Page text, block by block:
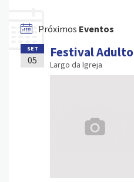
Próximos Eventos
SET
05 Festival Adulto
Largo da Igreja